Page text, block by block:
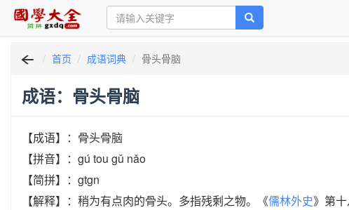
首页 成语词典 骨头骨脑
成语：骨头骨脑
【成语】：骨头骨脑
【拼音】：gú tou gǔ nǎo
【简拼】：gtgn
【解释】：稍为有点肉的骨头。多指残剩之物。《儒林外史》第